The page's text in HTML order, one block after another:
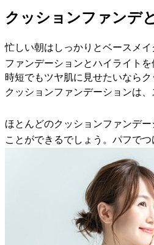
クッションファンデ
忙しい朝はしっかりとベースメ
ファンデーションとハイライト
時短でもツヤ肌に見せたいなら
クッションファンデーションは
ほとんどのクッションファンデ
ことができるでしょう。パフで